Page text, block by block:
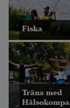
Fiska
Träna med